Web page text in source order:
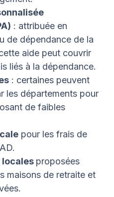
: attribuée en
de dépendance de la
aide peut couvrir
liés à la dépendance.
: certaines peuvent
les départements pour
de faibles
pour les frais de
locales proposées
maisons de retraite et